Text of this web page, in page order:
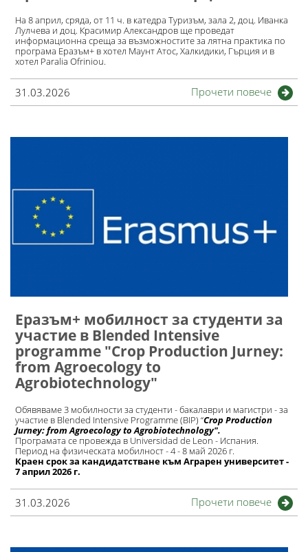
На 8 април, сряда, от 11 ч. в катедра Туризъм, зала 2, доц. Иванка
Лулчева и доц. Красимир Александров ще проведат
информационна среща за възможностите за лятна практика по
програма Еразъм+ в хотел Маунт Атос, Халкидики, Гърция и в
хотел Paralia Ofriniou.
31.03.2026 Прочети повече
Еразъм+ мобилност за студенти за
участие в Blended Intensive
programme "Crop Production Jurney:
from Agroecology to
Agrobiotechnology"
Обявяваме 3 мобилности за студенти - бакалаври и магистри - за
участие в Blended Intensive Programme (BIP) “Crop Production
Jurney: from Agroecology to Agrobiotechnology".
Програмата се провежда в Universidad de Leon - Испания.
Период на физическата мобилност - 4 - 8 май 2026 г.
Краен срок за кандидатстване към Аграрен университет -
7 април 2026 г.
31.03.2026 Прочети повече